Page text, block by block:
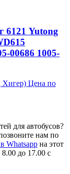
6121 Yutong
00686 1005-
Хигер) Цена по
для автобусов?
нам по
Whatsapp на этот
до 17.00 с